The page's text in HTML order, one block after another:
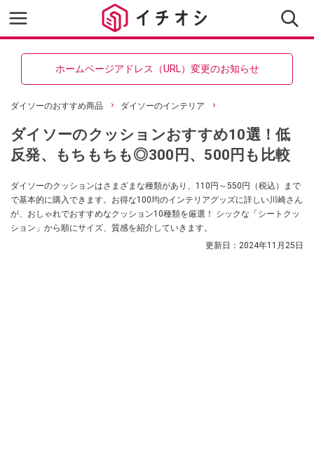
ホームページアドレス（URL）変更のお知らせ
ダイソーのおすすめ商品 ダイソーのインテリア
ダイソーのクッションおすすめ10選！低
反発、もちもちも◎300円、500円も比較
ダイソーのクッションはさまざまな種類があり、110円～550円（税込）まで
で基本的に購入できます。お得な100均のインテリアグッズに詳しい川崎さん
が、おしゃれでおすすめなクッション10種類を厳選！ シックな「シートクッ
ション」から順にサイズ、質感を紹介していきます。
更新日： 2024年11月25日